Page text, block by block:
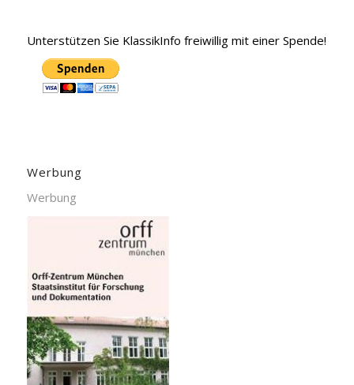
Unterstützen Sie KlassikInfo freiwillig mit einer Spende!
Werbung
Werbung